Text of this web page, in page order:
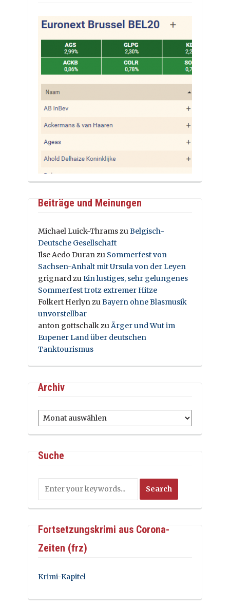
Beiträge und Meinungen
Michael Luick-ThramszuBelgisch-
Deutsche Gesellschaft
Ilse Aedo Duranzu Sommerfest von
Sachsen-Anhalt mit Ursula von der Leyen
grignardzuEin lustiges, sehr gelungenes
Sommerfest trotz extremer Hitze
Folkert HerlynzuBayern ohne Blasmusik
unvorstellbar
anton gottschalkzuÄrger und Wut im
Eupener Land über deutschen
Tanktourismus
Archiv
Archiv
Suche
Fortsetzungskrimi aus Corona-
Zeiten (frz)
Krimi-Kapitel